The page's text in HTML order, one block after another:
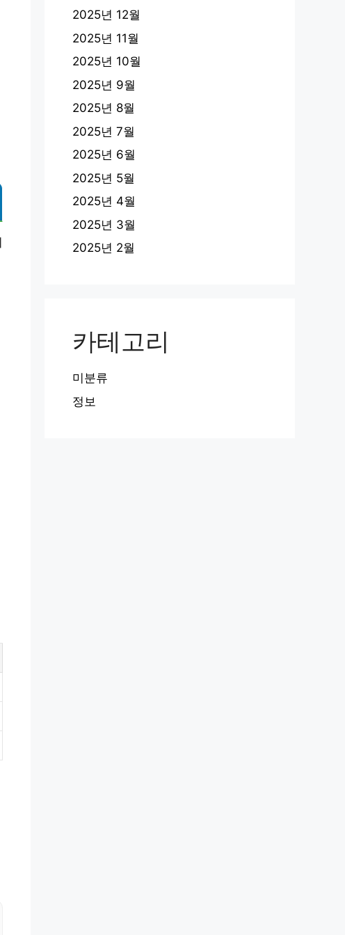
2025년 12월
2025년 11월
2025년 10월
2025년 9월
2025년 8월
2025년 7월
2025년 6월
2025년 5월
2025년 4월
2025년 3월
2025년 2월
카테고리
미분류
정보